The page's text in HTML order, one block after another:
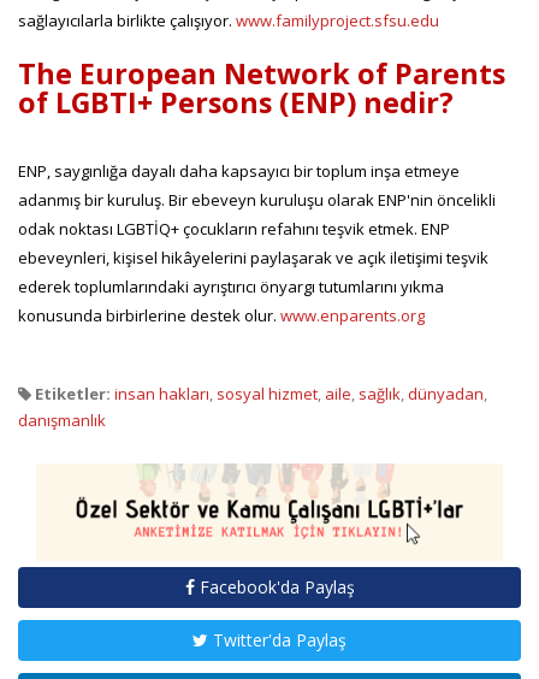
sağlayıcılarla birlikte çalışıyor. www.familyproject.sfsu.edu
The European Network of Parents
of LGBTI+ Persons (ENP) nedir?
ENP, saygınlığa dayalı daha kapsayıcı bir toplum inşa etmeye
adanmış bir kuruluş. Bir ebeveyn kuruluşu olarak ENP'nin öncelikli
odak noktası LGBTİQ+ çocukların refahını teşvik etmek. ENP
ebeveynleri, kişisel hikâyelerini paylaşarak ve açık iletişimi teşvik
ederek toplumlarındaki ayrıştırıcı önyargı tutumlarını yıkma
konusunda birbirlerine destek olur. www.enparents.org
Etiketler: insan hakları, sosyal hizmet, aile, sağlık,dünyadan,
danışmanlık
Facebook'da Paylaş
Twitter'da Paylaş